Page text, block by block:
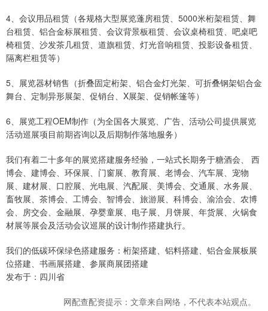
4、会议用品租赁（各规格大型展览蓬房租赁、5000米桁架租赁、舞
台租赁、铝合金标展租赁、会议背景板租赁、会议桌椅租赁、吧桌吧
椅租赁、沙发茶几租赁、道旗租赁、灯光音响租赁、投影设备租赁、
隔离栏租赁等）
5、展览器材销售（折叠固定桁架、铝合金灯光架、可折叠钢架铝合金
舞台、定制异形展架、促销台、X展架、促销帐篷等）
6、展览工程OEM制作（为全国各大展览、广告、活动公司提供展览
活动巡展项目前期咨询以及后期制作落地服务）
我们有着二十多年的展览搭建服务经验，一站式长期务于糖酒会、 西
博会、建博会、环保展、门窗展、教育展、老博会、汽车展、宠物
展、建材展、口腔展、光电展、汽配展、美博会、交通展、水务展、
畜牧展、茶博会、工博会、智博会、旅游展、科博会、渝洽会、农博
会、房交会、金融展、孕婴童展、电子展、月饼展、年货展、火锅食
材展等展会及活动会议巡展的设计制作搭建执行。
我们的低碳环保绿色搭建服务：桁架搭建、铝料搭建、铝合金展板展
位搭建、书画展搭建、参展商展团搭建
发布于：四川省
网配查配资提示：文章来自网络，不代表本站观点。